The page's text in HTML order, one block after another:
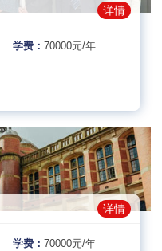
详情
学费： 70000元/年
详情
学费： 70000元/年